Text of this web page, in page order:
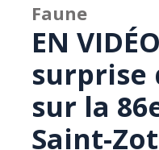
Faune
EN
surprise
sur la
Saint-